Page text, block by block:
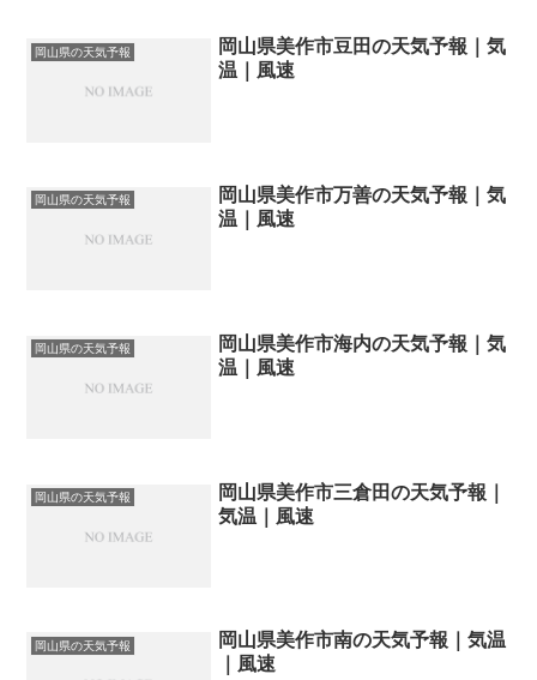
岡山県の天気予報
岡山県美作市豆田の天気予報｜気
温｜風速
岡山県の天気予報
岡山県美作市万善の天気予報｜気
温｜風速
岡山県の天気予報
岡山県美作市海内の天気予報｜気
温｜風速
岡山県の天気予報
岡山県美作市三倉田の天気予報｜
気温｜風速
岡山県の天気予報
岡山県美作市南の天気予報｜気温
｜風速